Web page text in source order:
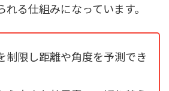
れる仕組みになっています。
制限し距離や角度を予測でき